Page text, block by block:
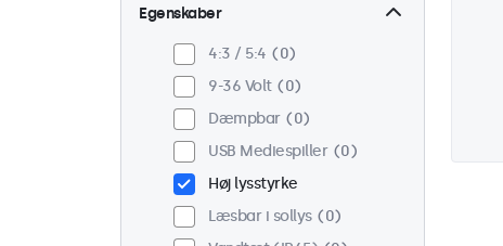
Egenskaber
4:3 / 5:4
0
9-36 Volt
0
Dæmpbar
0
USB Mediespiller
0
Høj lysstyrke
Læsbar i sollys
0